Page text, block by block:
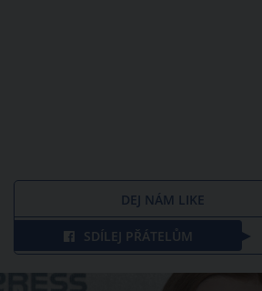
DEJ NÁM LIKE
SDÍLEJ PŘÁTELŮM